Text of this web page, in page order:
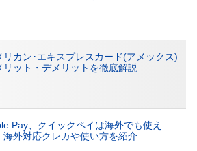
リカン･エキスプレスカード(アメックス)
リット・デメリットを徹底解説
Pay、クイックペイは海外でも使え
海外対応クレカや使い方を紹介